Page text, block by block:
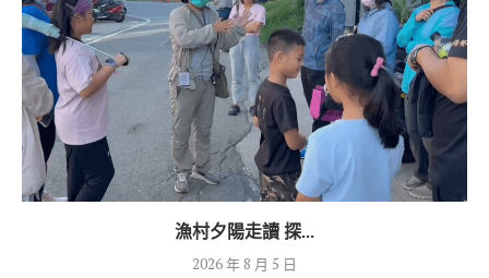
漁村夕陽走讀 探...
2026 年 8 月 5 日